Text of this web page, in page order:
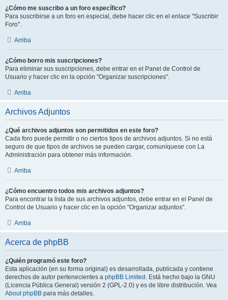
¿Cómo me suscribo a un foro específico?
Para suscribirse a un foro en especial, debe hacer clic en el enlace "Suscribir
Foro".
Arriba
¿Cómo borro mis suscripciones?
Para eliminar sus suscripciones, debe entrar en el Panel de Control de
Usuario y hacer clic en la opción "Organizar suscripciones".
Arriba
Archivos Adjuntos
¿Qué archivos adjuntos son permitidos en este foro?
Cada foro puede permitir o no ciertos tipos de archivos adjuntos. Si no está
seguro de que tipos de archivos se pueden cargar, comuníquese con La
Administración para obtener más información.
Arriba
¿Cómo encuentro todos mis archivos adjuntos?
Para encontrar la lista de sus archivos adjuntos, debe entrar en el Panel de
Control de Usuario y hacer clic en la opción "Organizar adjuntos".
Arriba
Acerca de phpBB
¿Quién programó este foro?
Esta aplicación (en su forma original) es desarrollada, publicada y contiene
derechos de autor pertenecientes a phpBB Limited . Está hecho bajo la GNU
(Licencia Pública General) versión 2 (GPL-2.0) y es de libre distribución. Vea
About phpBB para más detalles.